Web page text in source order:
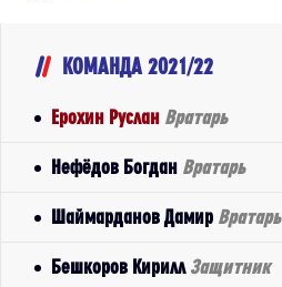
КОМАНДА 2021/22
Ерохин Руслан Вратарь
Нефёдов Богдан Вратарь
Шаймарданов Дамир Вратарь
Бешкоров Кирилл Защитник